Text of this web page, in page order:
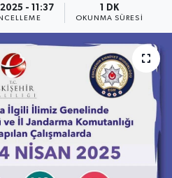
- 11:37 1 DK
OKUNMA SÜRESI